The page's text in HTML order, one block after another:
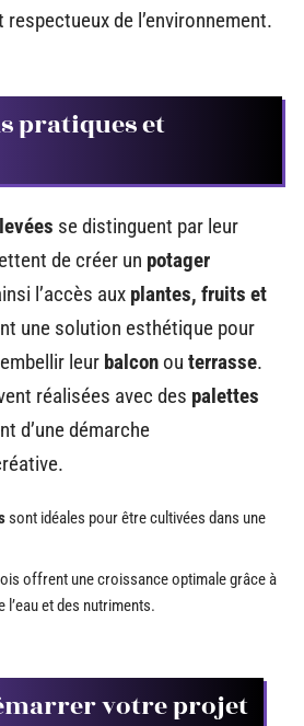
de l’environnement.
pratiques et
se distinguent par leur
de créer un potager
l’accès aux plantes, fruits et
une solution esthétique pour
leur balcon ou terrasse.
réalisées avec des palettes
d’une démarche
sont idéales pour être cultivées dans une
offrent une croissance optimale grâce à
l’eau et des nutriments.
votre projet